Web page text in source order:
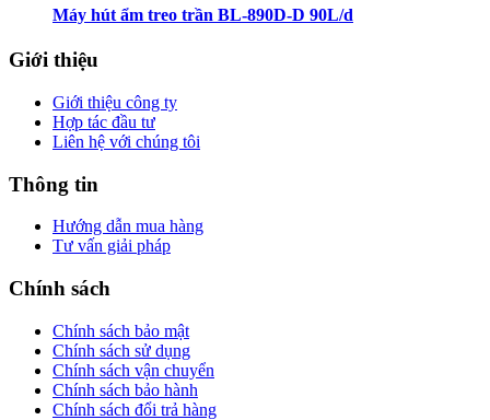
Máy hút ẩm treo trần BL-890D-D 90L/d
Giới thiệu
Giới thiệu công ty
Hợp tác đầu tư
Liên hệ với chúng tôi
Thông tin
Hướng dẫn mua hàng
Tư vấn giải pháp
Chính sách
Chính sách bảo mật
Chính sách sử dụng
Chính sách vận chuyển
Chính sách bảo hành
Chính sách đổi trả hàng